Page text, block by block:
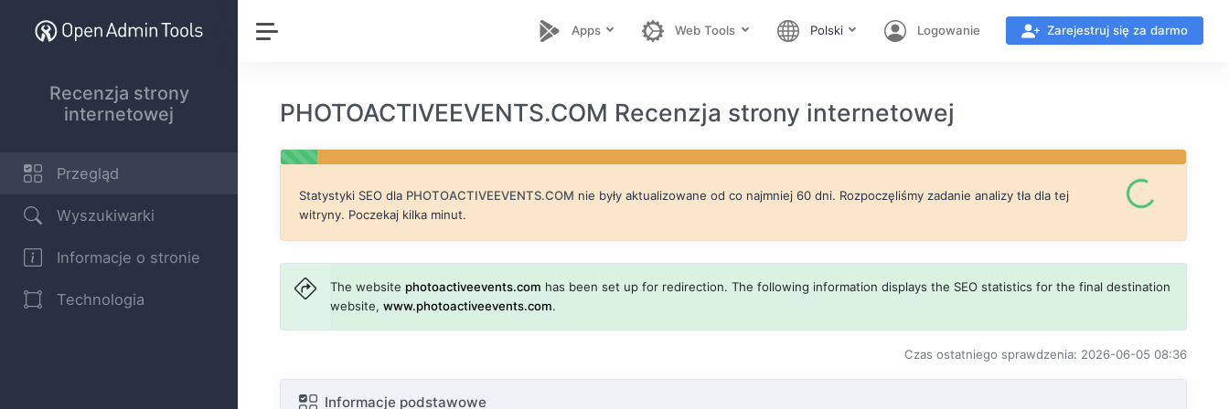
Recenzja strony
internetowej
Przegląd
Wyszukiwarki
Informacje o stronie
Technologia
Apps Web Tools Polski Logowanie Zarejestruj się za darmo
PHOTOACTIVEEVENTS.COM Recenzja strony internetowej
Statystyki SEO dla PHOTOACTIVEEVENTS.COM nie były aktualizowane od co najmniej 60 dni. Rozpoczęliśmy zadanie analizy tła dla tej
witryny. Poczekaj kilka minut.
The website photoactiveevents.com has been set up for redirection. The following information displays the SEO statistics for the final destination
website,www.photoactiveevents.com.
Czas ostatniego sprawdzenia: 2026-06-05 08:36
Informacje podstawowe